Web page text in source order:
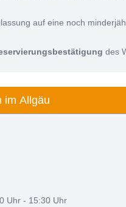
auf eine noch
des
im Allgäu
Uhr - 15:30 Uhr